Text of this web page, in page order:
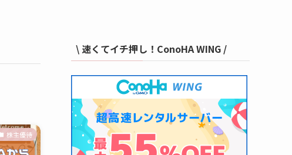
株主優待
\ 速くてイチ押し！ConoHA WING /